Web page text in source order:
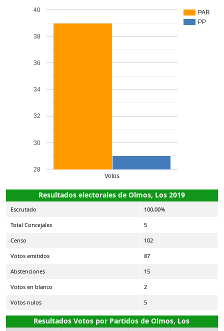
PAR
PP
Votos
28
30
32
34
36
38
40
Resultados electorales de Olmos, Los 2019
Escrutado 100,00%
Total Concejales 5
Censo 102
Votos emitidos 87
Abstenciones 15
Votos en blanco 2
Votos nulos 5
Resultados Votos por Partidos de Olmos, Los